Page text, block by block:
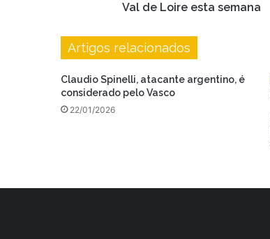
semana
Val de Loire esta semana
Artigos relacionados
Claudio Spinelli, atacante argentino, é
considerado pelo Vasco
22/01/2026